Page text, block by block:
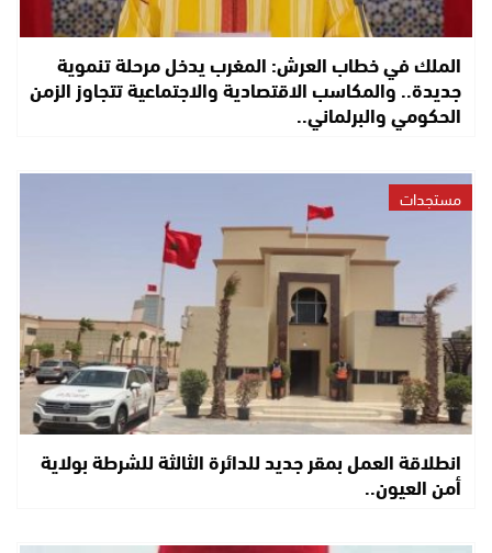
الملك في خطاب العرش: المغرب يدخل مرحلة تنموية
جديدة.. والمكاسب الاقتصادية والاجتماعية تتجاوز الزمن
الحكومي والبرلماني..
مستجدات
انطلاقة العمل بمقر جديد للدائرة الثالثة للشرطة بولاية
أمن العيون..